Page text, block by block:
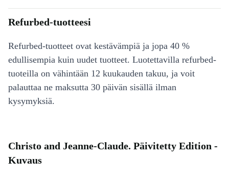
Refurbed-tuotteesi
Refurbed-tuotteet ovat kestävämpiä ja jopa 40 %
edullisempia kuin uudet tuotteet. Luotettavilla refurbed-
tuoteilla on vähintään 12 kuukauden takuu, ja voit
palauttaa ne maksutta 30 päivän sisällä ilman
kysymyksiä.
Christo and Jeanne-Claude. Päivitetty Edition -
Kuvaus